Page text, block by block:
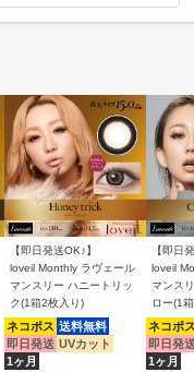
【即日発送OK♪】
loveil Monthly ラヴェール
マンスリー ハニートリッ
ク(1箱2枚入り)
ネコポス 送料無料
即日発送 UVカット
1ヶ月
【即日
loveil
マンス
ロー(1
ネコポ
即日発
1ヶ月